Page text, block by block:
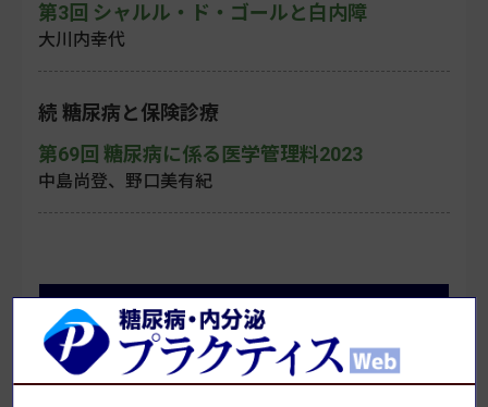
第3回 シャルル・ド・ゴールと白内障
大川内幸代
続 糖尿病と保険診療
第69回 糖尿病に係る医学管理料2023
中島尚登、野口美有紀
発行号一覧へ